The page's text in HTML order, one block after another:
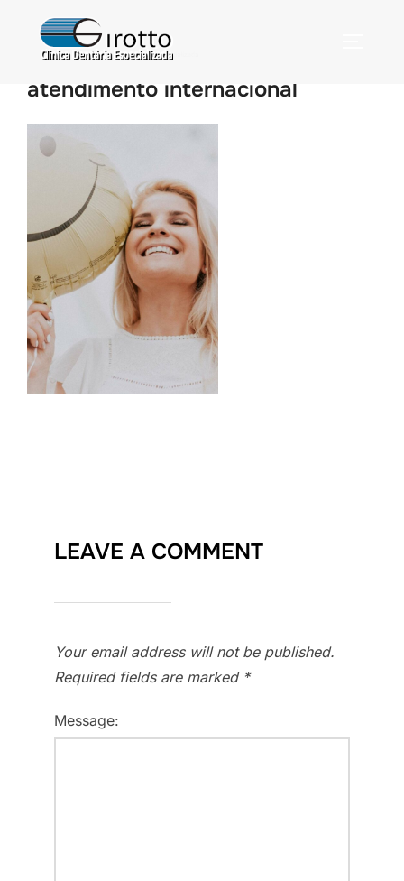
atendimento internacional
LEAVE A COMMENT
Your email address will not be published.
Required fields are marked *
Message: